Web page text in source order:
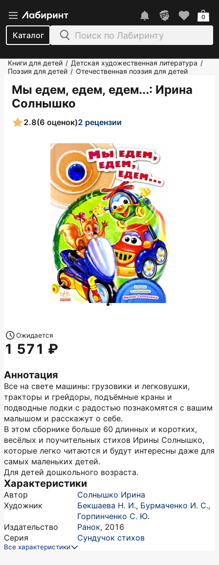
Каталог
0
Книги для детей / Детская художественная литература /
Поэзия для детей / Отечественная поэзия для детей
Мы едем, едем, едем...: Ирина
Солнышко
2.8(6 оценок)2 рецензии
Аннотация
Все на свете машины: грузовики и легковушки,
тракторы и грейдоры, подъёмные краны и
подводные лодки с радостью познакомятся с вашим
малышом и расскажут о себе.
В этом сборнике больше 60 длинных и коротких,
весёлых и поучительных стихов Ирины Солнышко,
которые легко читаются и будут интересны даже для
самых маленьких детей.
Для детей дошкольного возраста.
Характеристики
Автор
Солнышко Ирина
Художник
Бекшаева Н. И., Бурмаченко И. С.,
Горпинченко С. Ю.
Издательство
Ранок, 2016
Серия
Сундучок стихов
Все характеристики
Ожидается
1 571